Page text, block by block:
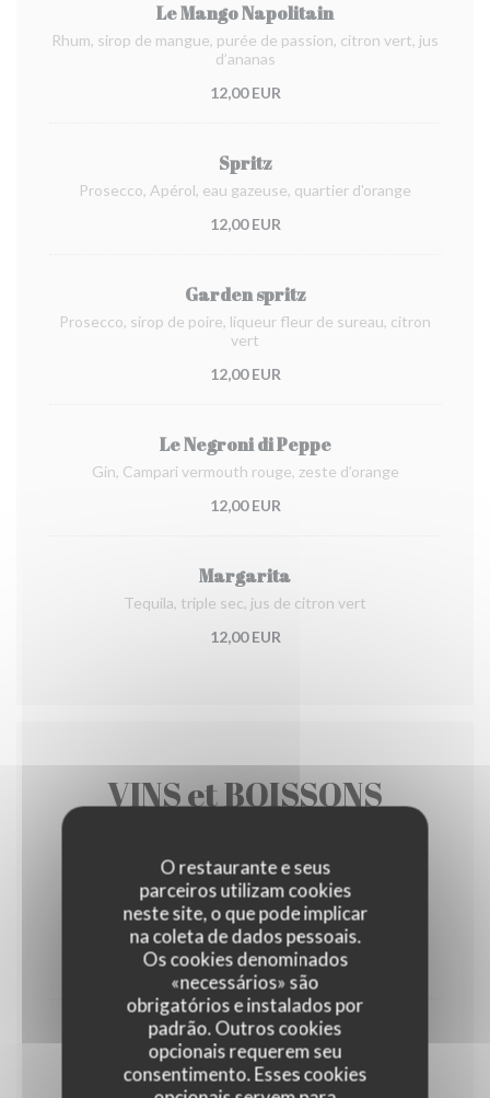
O restaurante e seus
parceiros utilizam cookies
neste site, o que pode implicar
na coleta de dados pessoais.
Os cookies denominados
«necessários» são
obrigatórios e instalados por
padrão. Outros cookies
opcionais requerem seu
consentimento. Esses cookies
Le Mango Napolitain
Rhum, sirop de mangue, purée de passion, citron vert, jus
d’ananas
12,00 EUR
Spritz
Prosecco, Apérol, eau gazeuse, quartier d'orange
12,00 EUR
Garden spritz
Prosecco, sirop de poire, liqueur fleur de sureau, citron
vert
12,00 EUR
Le Negroni di Peppe
Gin, Campari vermouth rouge, zeste d’orange
12,00 EUR
Margarita
Tequila, triple sec, jus de citron vert
12,00 EUR
VINS et BOISSONS
Les Vins
LES BLANCS
Greco di Tufo DOCG
Lapilli-Campanie